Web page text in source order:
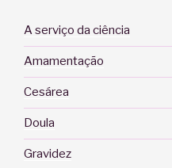
A serviço da ciência
Amamentação
Cesárea
Doula
Gravidez